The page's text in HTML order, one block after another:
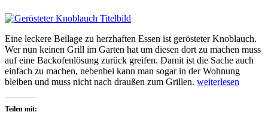
Eine leckere Beilage zu herzhaften Essen ist gerösteter Knoblauch.
Wer nun keinen Grill im Garten hat um diesen dort zu machen muss
auf eine Backofenlösung zurück greifen. Damit ist die Sache auch
einfach zu machen, nebenbei kann man sogar in der Wohnung
bleiben und muss nicht nach draußen zum Grillen. „Gerösteter
weiterlesen
Teilen mit: